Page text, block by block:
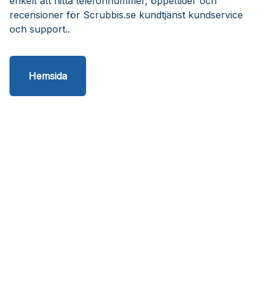
recensioner för Scrubbis.se kundtjänst kundservice
och support..
Hemsida